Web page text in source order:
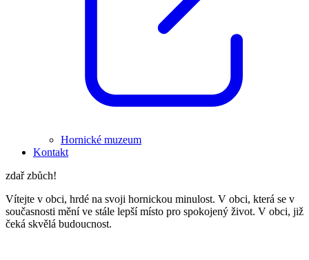
Hornické muzeum
Kontakt
zdař zbůch!
Vítejte v obci, hrdé na svoji hornickou minulost. V obci, která se v
současnosti mění ve stále lepší místo pro spokojený život. V obci, již
čeká skvělá budoucnost.